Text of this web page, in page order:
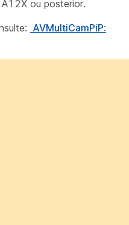
ou posterior.
AVMultiCamPiP: